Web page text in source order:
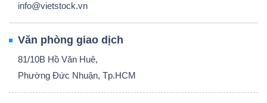
info@vietstock.vn
Văn phòng giao dịch
81/10B Hồ Văn Huê,
Phường Đức Nhuận, Tp.HCM